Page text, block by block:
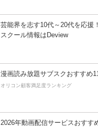
芸能界を志す10代～20代を応援
スクール情報はDeview
漫画読み放題サブスクおすすめ
オリコン顧客満足度ランキング
2026年動画配信サービスおすす